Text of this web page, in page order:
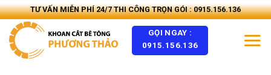
Skip
to
content
TƯ VẤN MIỄN PHÍ 24/7 THI CÔNG TRỌN GÓI : 0915.156.136
GỌI NGAY :
0915.156.136